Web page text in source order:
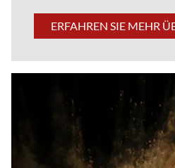
ERFAHREN SIE MEHR